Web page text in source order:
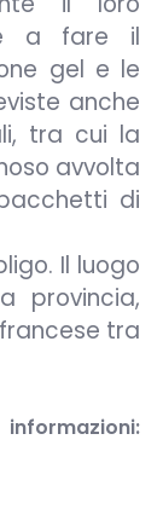
a fare il
gel e le
anche
tra cui la
avvolta
di
Il luogo
provincia,
tra